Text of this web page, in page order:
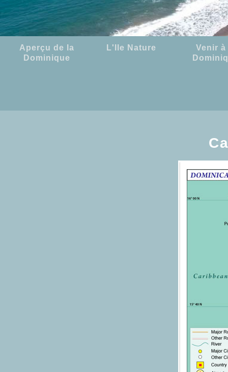
Aperçu de la
Dominique
L'Ile Nature
Venir à